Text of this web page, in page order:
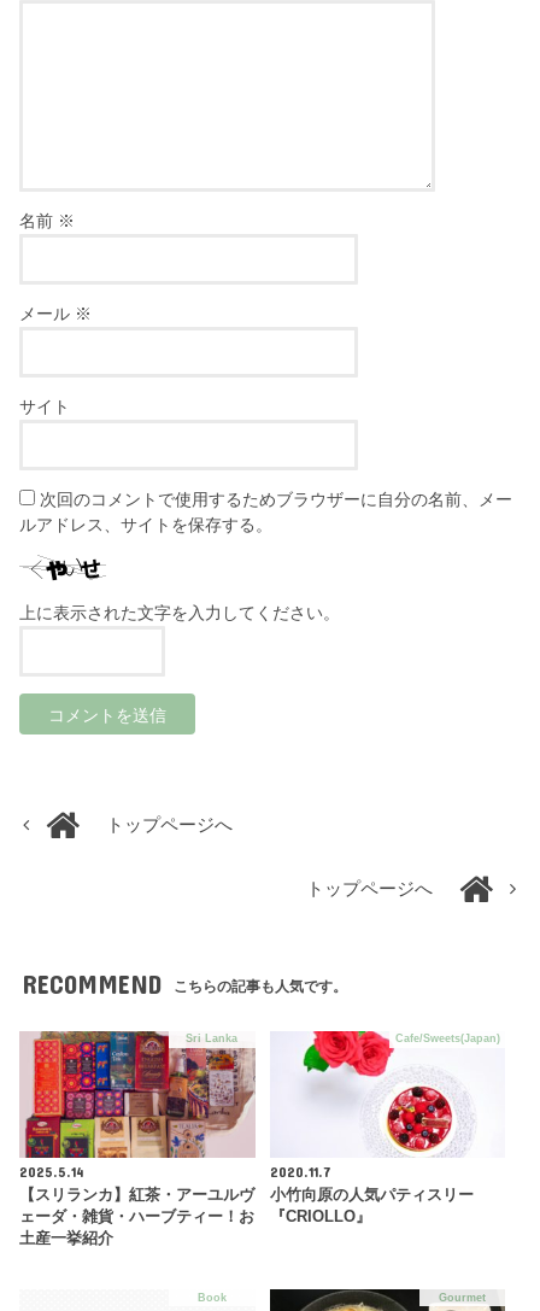
名前 ※
メール ※
サイト
次回のコメントで使用するためブラウザーに自分の名前、メー
ルアドレス、サイトを保存する。
上に表示された文字を入力してください。
トップページへ
トップページへ
RECOMMEND こちらの記事も人気です。
Sri Lanka
2025.5.14
【スリランカ】紅茶・アーユルヴ
ェーダ・雑貨・ハーブティー！お
土産一挙紹介
Cafe/Sweets(Japan)
2020.11.7
小竹向原の人気パティスリー
『CRIOLLO』
Book Gourmet